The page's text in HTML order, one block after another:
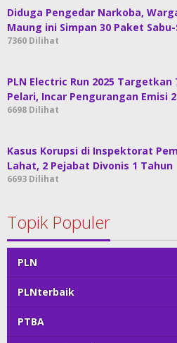
Diduga Pengedar Narkoba,
Maung ini Simpan 30 Paket
7360 Dilihat
PLN Electric Run 2025 Targetkan
Pelari, Incar Pengurangan Emisi
6698 Dilihat
Kasus Korupsi di Inspektorat
Lahat, 2 Pejabat Divonis 1 Tahun
6693 Dilihat
Topik Populer
PLN
PLNterbaik
PTBA